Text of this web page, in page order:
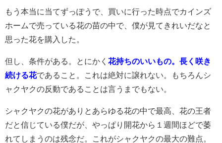
もう本当に当てずっぽうで、買いに行った時点でカインズ
ホームで売っている花の苗の中で、僕が見てきれいだなと
思った花を購入した。
但し、条件がある。とにかく 花持ちのいいもの。長く咲き
続ける花であること。これは絶対に譲れない。もちろんシ
ャクヤクの反動であることは言うまでもない。
シャクヤクの花がありとあらゆる花の中で最高、花の王者
だと信じている僕だが、やっぱり開花から１週間ほどで萎
れてしまうのは残念だ。これがシャクヤクの最大の難点。